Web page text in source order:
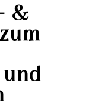
&